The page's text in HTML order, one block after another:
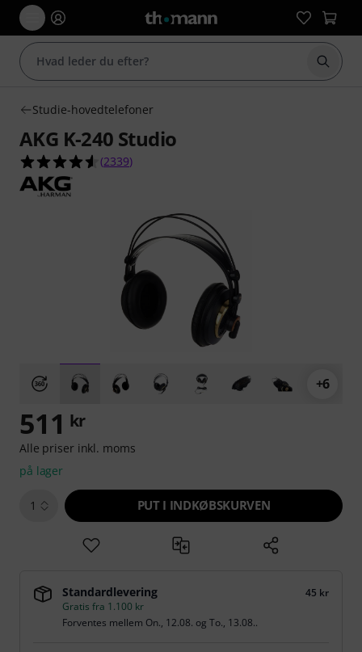
Start
Studie-hovedtelefoner
AKG K-240 Studio
4.5 ud af 5 stjerner fra 2339 kundebedømmelser
(2339)
+6
511 kr
Alle priser inkl. moms
på lager
1 PUT I INDKØBSKURVEN
Standardlevering
45 kr
Gratis fra 1.100 kr
Forventes mellem On., 12.08. og To., 13.08..